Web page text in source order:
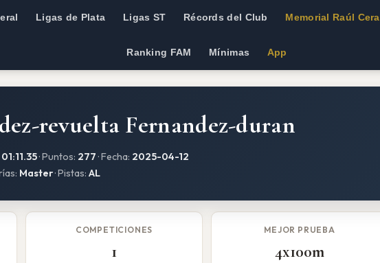
Ligas de Plata Ligas ST Récords del Club Memorial Raúl Cera
Ranking FAM Mínimas App
revuelta Fernandez-duran
01:11.35· Puntos: 277 · Fecha: 2025-04-12
Master· Pistas: AL
COMPETICIONES
1
MEJOR PRUEBA
4x100m